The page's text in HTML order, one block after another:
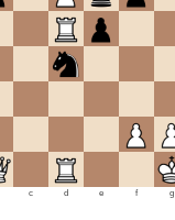
c d e f g